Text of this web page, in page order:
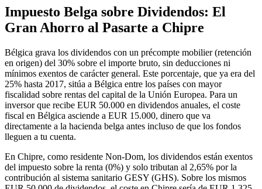
Impuesto Belga sobre Dividendos: El
Gran Ahorro al Pasarte a Chipre
Bélgica grava los dividendos con un précompte mobilier (retención
en origen) del 30% sobre el importe bruto, sin deducciones ni
mínimos exentos de carácter general. Este porcentaje, que ya era del
25% hasta 2017, sitúa a Bélgica entre los países con mayor
fiscalidad sobre rentas del capital de la Unión Europea. Para un
inversor que recibe EUR 50.000 en dividendos anuales, el coste
fiscal en Bélgica asciende a EUR 15.000, dinero que va
directamente a la hacienda belga antes incluso de que los fondos
lleguen a tu cuenta.
En Chipre, como residente Non-Dom, los dividendos están exentos
del impuesto sobre la renta (0%) y solo tributan al 2,65% por la
contribución al sistema sanitario GESY (GHS). Sobre los mismos